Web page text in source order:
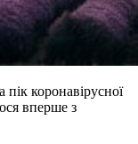
коронавірусної
вперше з